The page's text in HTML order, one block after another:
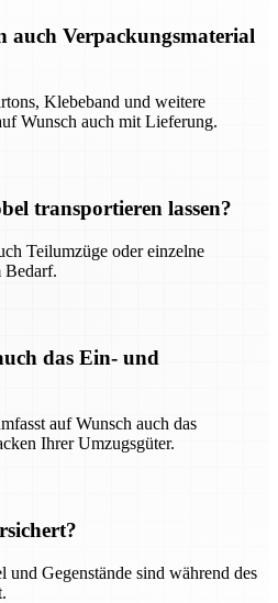
auch Verpackungsmaterial
Klebeband und weitere
Wunsch auch mit Lieferung.
transportieren lassen?
Teilumzüge oder einzelne
Bedarf.
das Ein- und
auf Wunsch auch das
Ihrer Umzugsgüter.
Gegenstände sind während des